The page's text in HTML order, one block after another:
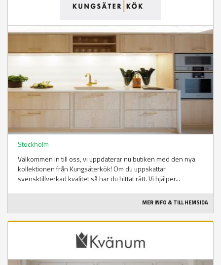
Stockholm
Välkommen in till oss, vi uppdaterar nu butiken med den nya
kollektionen från Kungsäterkök! Om du uppskattar
svensktillverkad kvalitet så har du hittat rätt. Vi hjälper...
MER INFO & TILL HEMSIDA